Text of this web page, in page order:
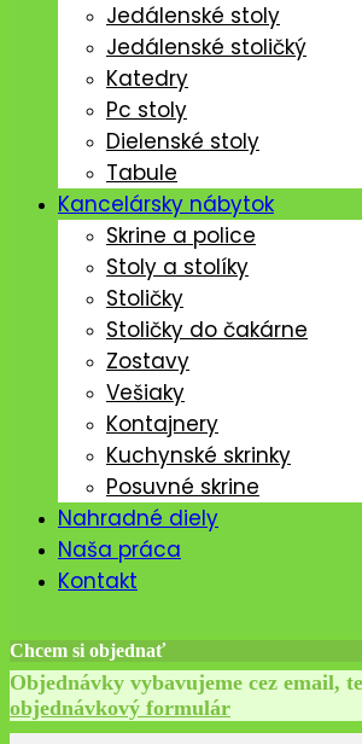
Jedálenské stoly
Jedálenské stoličký
Katedry
Pc stoly
Dielenské stoly
Tabule
Kancelársky nábytok
Skrine a police
Stoly a stolíky
Stoličky
Stoličky do čakárne
Zostavy
Vešiaky
Kontajnery
Kuchynské skrinky
Posuvné skrine
Nahradné diely
Naša práca
Kontakt
Chcem si objednať
Objednávky vybavujeme cez email,
objednávkový formulár